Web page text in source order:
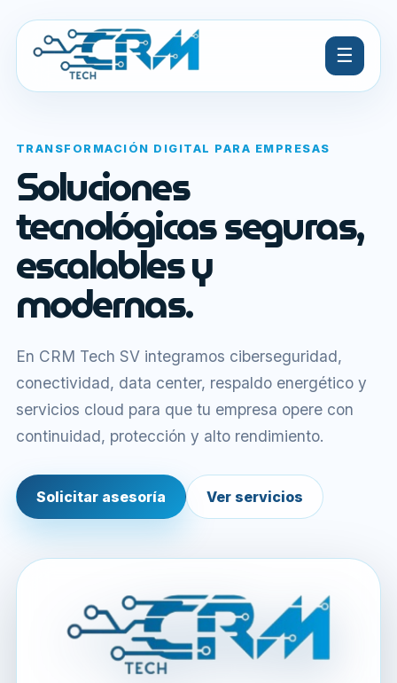
☰
TRANSFORMACIÓN DIGITAL PARA EMPRESAS
Soluciones
tecnológicas seguras,
escalables y
modernas.
En CRM Tech SV integramos ciberseguridad,
conectividad, data center, respaldo energético y
servicios cloud para que tu empresa opere con
continuidad, protección y alto rendimiento.
Solicitar asesoría Ver servicios